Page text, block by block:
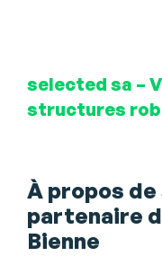
selected sa –
structures
À propos
partenaire
Bienne